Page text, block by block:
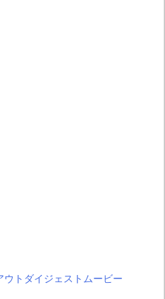
トダイジェストムービー